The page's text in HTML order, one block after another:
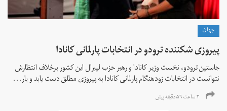
جهان
پیروزی شکننده ترودو در انتخابات پارلمانی کانادا
جاستین ترودو، نخست وزیر کانادا و رهبر حزب لیبرال این کشور برخلاف انتظارش
نتوانست در انتخابات زود‌هنگام پارلمانی کانادا به پیروزی مطلق دست یابد و بار...
۳ ساعت ۵۹ دقیقه پیش